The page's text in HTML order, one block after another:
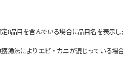
品目を含んでいる場合に品目名を表示し
法によりエビ・カニが混じっている場